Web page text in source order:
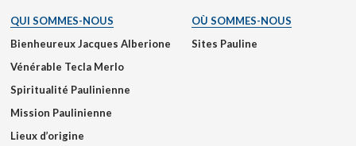
QUI SOMMES-NOUS
Bienheureux Jacques Alberione
Vénérable Tecla Merlo
Spiritualité Paulinienne
Mission Paulinienne
Lieux d’origine
OÙ SOMMES-NOUS
Sites Pauline